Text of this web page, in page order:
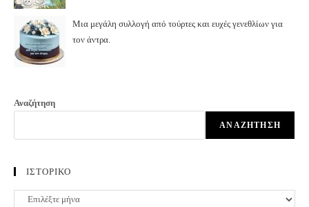
Μια μεγάλη συλλογή από τούρτες και ευχές γενεθλίων για
τον άντρα.
Αναζήτηση
ΑΝΑΖΉΤΗΣΗ
ΙΣΤΟΡΙΚΟ
ΙΣΤΟΡΙΚΟ